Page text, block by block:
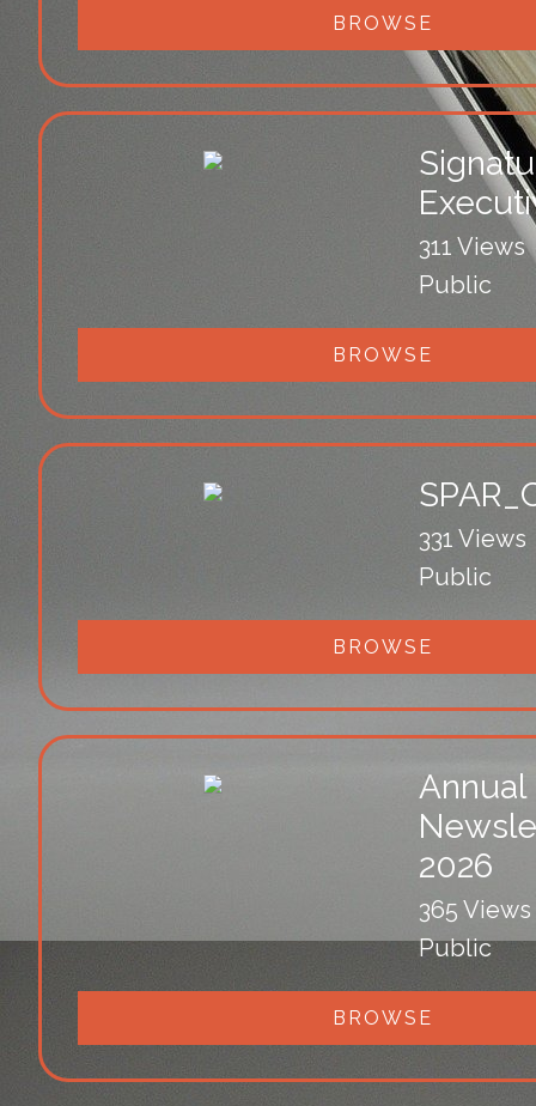
BROWSE
311 Views
Public
BROWSE
331 Views
Public
BROWSE
Annual
2026
365 Views
Public
BROWSE